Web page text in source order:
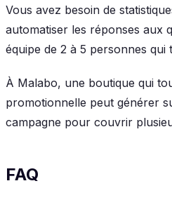
Vous avez besoin de
automatiser les réponses aux
équipe de 2 à 5 personnes
À Malabo, une boutique qui
promotionnelle peut générer
campagne pour couvrir
FAQ